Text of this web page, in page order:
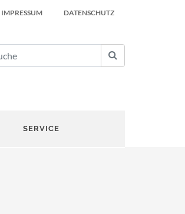
IMPRESSUM DATENSCHUTZ
SERVICE